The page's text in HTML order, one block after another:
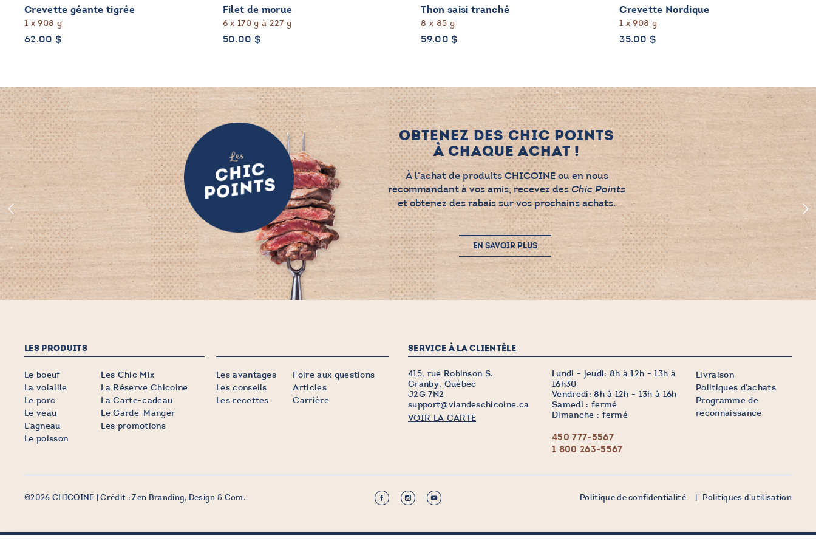
Crevette géante tigrée
1 x 908 g
62.00 $
Filet de morue
6 x 170 g à 227 g
50.00 $
Thon saisi tranché
8 x 85 g
59.00$
Crevette Nordique
1 x 908 g
35.00$
À l’achat de produits CHICOINE ou en nous
recommandant à vos amis, recevez des Chic Points
et obtenez des rabais sur vos prochains achats.
OBTENEZ DES CHIC POINTS
À CHAQUE ACHAT !
EN SAVOIR PLUS
LES PRODUITS
Le boeuf
La volaille
Le porc
Le veau
L’agneau
Le poisson
Les Chic Mix
La Réserve Chicoine
La Carte-cadeau
Le Garde-Manger
Les promotions
Les avantages
Les conseils
Les recettes
Foire aux questions
Articles
Carrière
SERVICE À LA CLIENTÈLE
415, rue Robinson S.
Granby, Québec
J2G 7N2
support@viandeschicoine.ca
VOIR LA CARTE
Lundi - jeudi: 8h à 12h - 13h à
16h30
Vendredi: 8h à 12h - 13h à 16h
Samedi : fermé
Dimanche : fermé
450 777-5567
1 800 263-5567
Livraison
Politiques d’achats
Programme de
reconnaissance
©2026 CHICOINE | Crédit :Zen Branding, Design & Com. Politique de confidentialité Politiques d’utilisation